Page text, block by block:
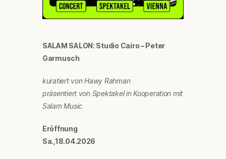
SALAM SALON: Studio Cairo – Peter
Garmusch
kuratiert von Hawy Rahman
präsentiert von Spektakel in Kooperation mit
Salam Music
Eröffnung
Sa.,18.04.2026